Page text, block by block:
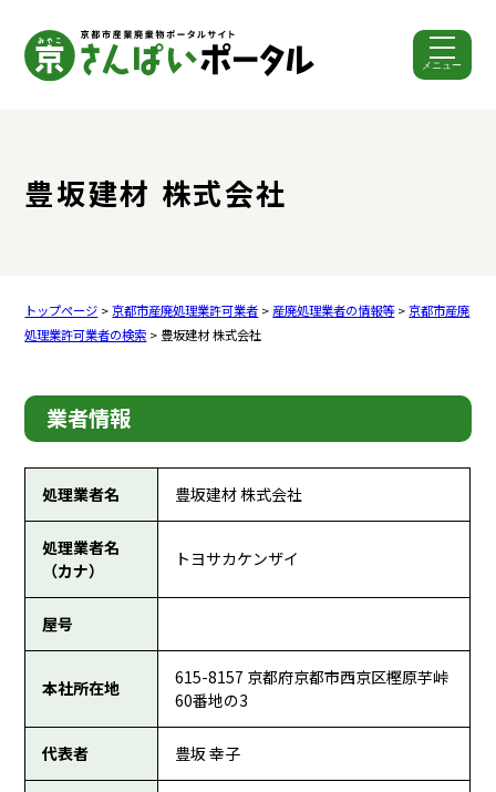
メニュー
豊坂建材 株式会社
トップページ >京都市産廃処理業許可業者 > 産廃処理業者の情報等>京都市産廃
処理業許可業者の検索 > 豊坂建材 株式会社
業者情報
処理業者名 豊坂建材 株式会社
処理業者名
（カナ）
トヨサカケンザイ
屋号
本社所在地
615-8157 京都府京都市西京区樫原芋峠
60番地の3
代表者 豊坂 幸子